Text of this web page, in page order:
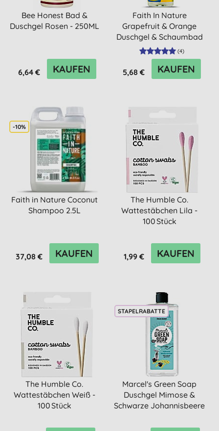
Bee Honest Bad &
Duschgel Rosen - 250ML
6,64 € KAUFEN
Faith In Nature
Grapefruit & Orange
Duschgel & Schaumbad
(4)
5,68 € KAUFEN
-10%
Faith in Nature Coconut
Shampoo 2.5L
37,08 € KAUFEN
The Humble Co.
Wattestäbchen Lila -
100 Stück
1,99 € KAUFEN
The Humble Co.
Wattestäbchen Weiß -
100 Stück
STAPELRABATTE
Marcel's Green Soap
Duschgel Mimose &
Schwarze Johannisbeere